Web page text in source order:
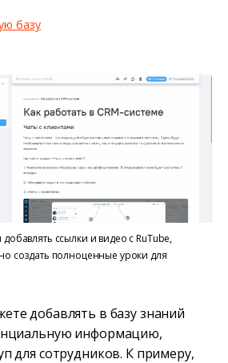
базу
ссылки и видео с RuTube,
создать полноценные уроки для
добавлять в базу знаний
информацию,
для сотрудников. К примеру,